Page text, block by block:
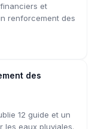
et
renforcement des
des
12 guide et un
les eaux pluviales.